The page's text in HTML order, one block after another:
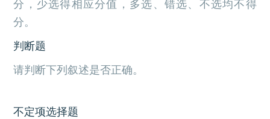
分，少选得相应分值，多选、错选、不选均不得
分。
判断题
请判断下列叙述是否正确。
不定项选择题